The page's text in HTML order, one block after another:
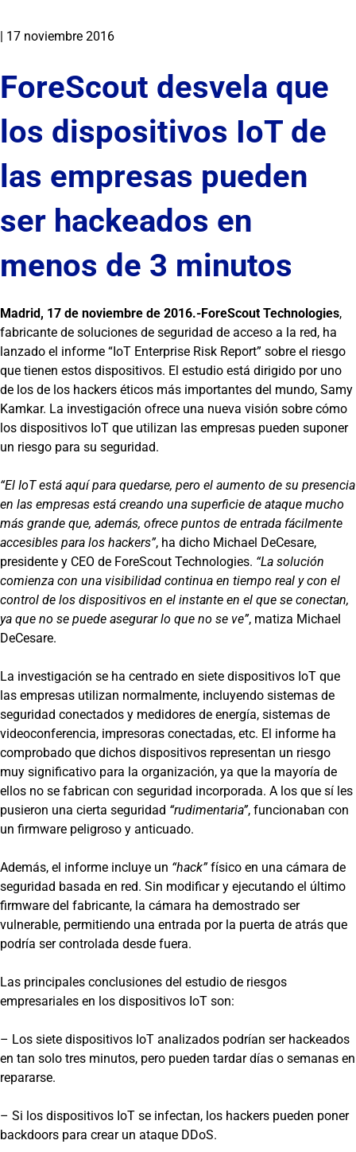
| 17 noviembre 2016
ForeScout desvela que
los dispositivos IoT de
las empresas pueden
ser hackeados en
menos de 3 minutos
Madrid, 17 de noviembre de 2016.-ForeScout Technologies,
fabricante de soluciones de seguridad de acceso a la red, ha
lanzado el informe “IoT Enterprise Risk Report” sobre el riesgo
que tienen estos dispositivos. El estudio está dirigido por uno
de los de los hackers éticos más importantes del mundo, Samy
Kamkar. La investigación ofrece una nueva visión sobre cómo
los dispositivos IoT que utilizan las empresas pueden suponer
un riesgo para su seguridad.
“El IoT está aquí para quedarse, pero el aumento de su presencia
en las empresas está creando una superficie de ataque mucho
más grande que, además, ofrece puntos de entrada fácilmente
accesibles para los hackers”, ha dicho Michael DeCesare,
presidente y CEO de ForeScout Technologies. “La solución
comienza con una visibilidad continua en tiempo real y con el
control de los dispositivos en el instante en el que se conectan,
ya que no se puede asegurar lo que no se ve”, matiza Michael
DeCesare.
La investigación se ha centrado en siete dispositivos IoT que
las empresas utilizan normalmente, incluyendo sistemas de
seguridad conectados y medidores de energía, sistemas de
videoconferencia, impresoras conectadas, etc. El informe ha
comprobado que dichos dispositivos representan un riesgo
muy significativo para la organización, ya que la mayoría de
ellos no se fabrican con seguridad incorporada. A los que sí les
pusieron una cierta seguridad “rudimentaria”, funcionaban con
un firmware peligroso y anticuado.
Además, el informe incluye un “hack”físico en una cámara de
seguridad basada en red. Sin modificar y ejecutando el último
firmware del fabricante, la cámara ha demostrado ser
vulnerable, permitiendo una entrada por la puerta de atrás que
podría ser controlada desde fuera.
Las principales conclusiones del estudio de riesgos
empresariales en los dispositivos IoT son:
– Los siete dispositivos IoT analizados podrían ser hackeados
en tan solo tres minutos, pero pueden tardar días o semanas en
repararse.
– Si los dispositivos IoT se infectan, los hackers pueden poner
backdoors para crear un ataque DDoS.